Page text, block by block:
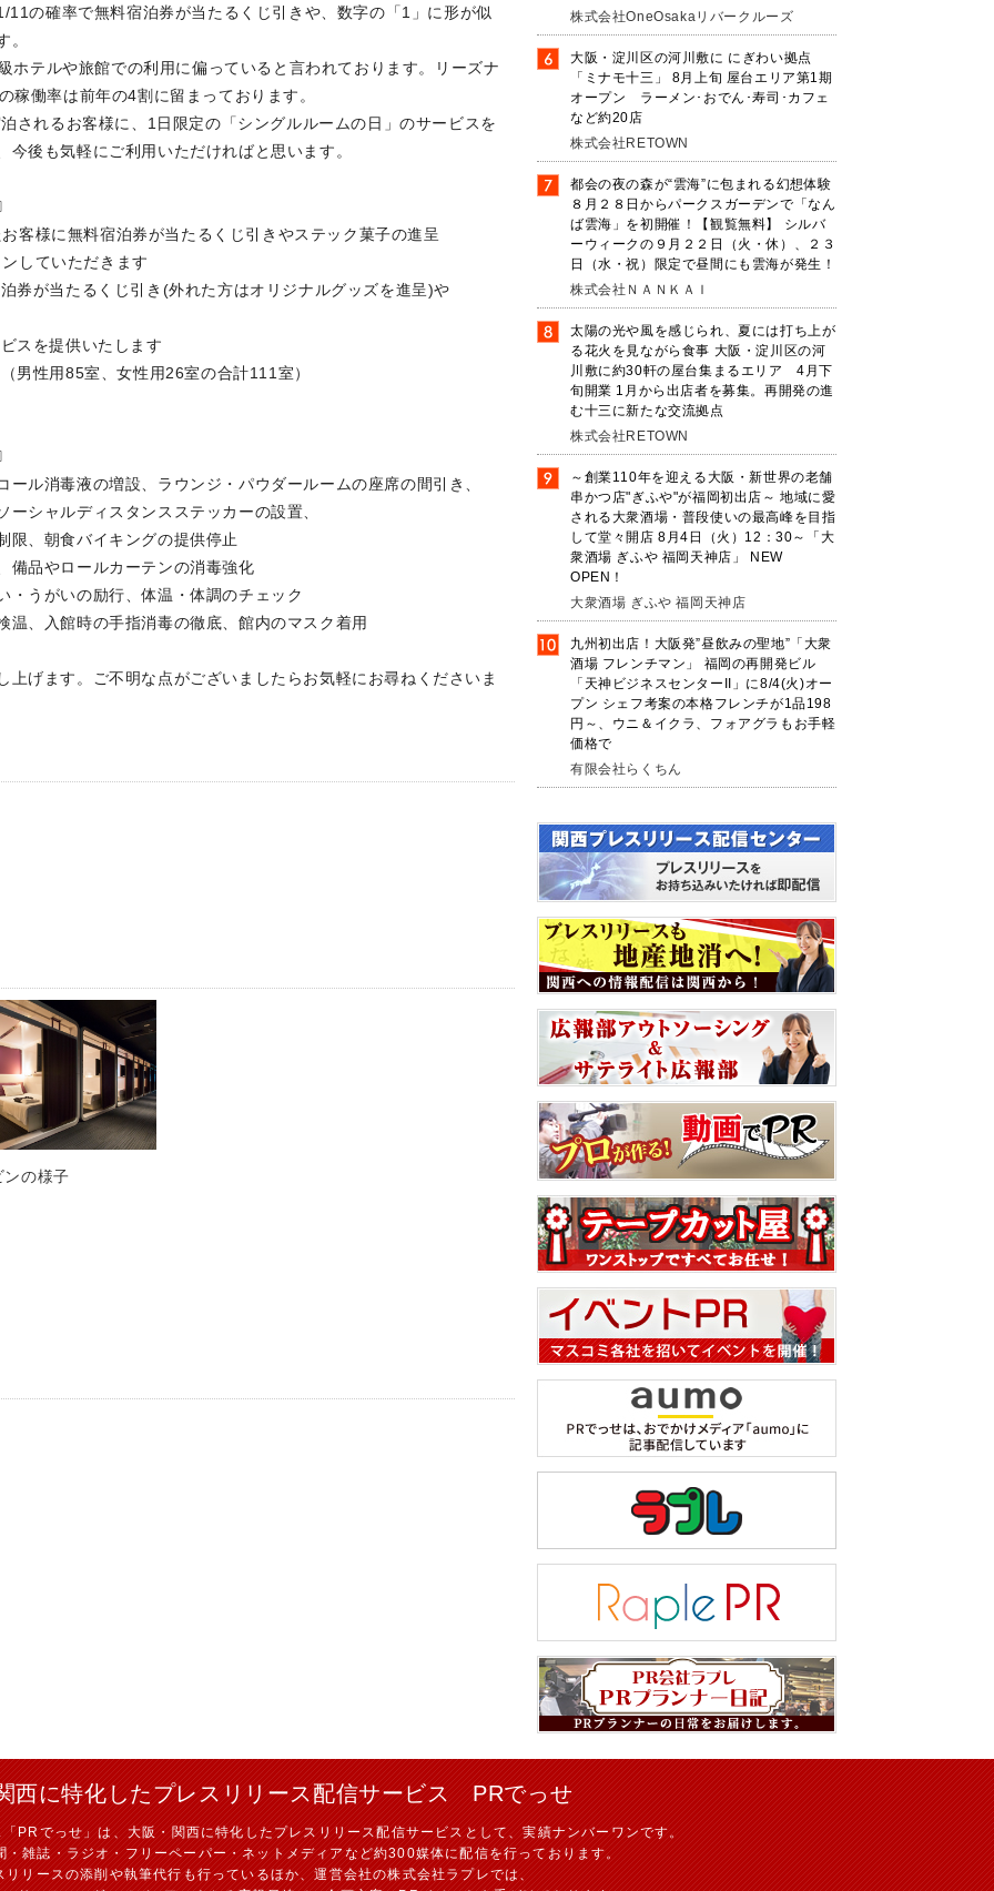
の確率で無料宿泊券が当たるくじ引きや、数字の「1」に形が似
。
ホテルや旅館での利用に偏っていると言われております。リーズナ
働率は前年の4割に留まっております。
されるお客様に、1日限定の「シングルルームの日」のサービスを
後も気軽にご利用いただければと思います。
様に無料宿泊券が当たるくじ引きやステック菓子の進呈
していただきます
るくじ引き(外れた方はオリジナルグッズを進呈)や
提供いたします
性用85室、女性用26室の合計111室）
消毒液の増設、ラウンジ・パウダールームの座席の間引き、
ディスタンスステッカーの設置、
食バイキングの提供停止
品やロールカーテンの消毒強化
うがいの励行、体温・体調のチェック
入館時の手指消毒の徹底、館内のマスク着用
げます。ご不明な点がございましたらお気軽にお尋ねくださいま
ンの様子
株式会社OneOsakaリバークルーズ
大阪・淀川区の河川敷に にぎわい拠点
「ミナモ十三」 8月上旬 屋台エリア第1期
オープン ラーメン･おでん･寿司･カフェ
など約20店
株式会社RETOWN
都会の夜の森が“雲海”に包まれる幻想体験
８月２８日からパークスガーデンで「なん
ば雲海」を初開催！【観覧無料】 シルバ
ーウィークの９月２２日（火・休）、２３
日（水・祝）限定で昼間にも雲海が発生！
株式会社ＮＡＮＫＡＩ
太陽の光や風を感じられ、夏には打ち上が
る花火を見ながら食事 大阪・淀川区の河
川敷に約30軒の屋台集まるエリア 4月下
旬開業 1月から出店者を募集。再開発の進
む十三に新たな交流拠点
株式会社RETOWN
～創業110年を迎える大阪・新世界の老舗
串かつ店"ぎふや"が福岡初出店～ 地域に愛
される大衆酒場・普段使いの最高峰を目指
して堂々開店 8月4日（火）12：30～「大
衆酒場 ぎふや 福岡天神店」 NEW
OPEN！
大衆酒場 ぎふや 福岡天神店
九州初出店！大阪発”昼飲みの聖地”「大衆
酒場 フレンチマン」 福岡の再開発ビル
「天神ビジネスセンターII」に8/4(火)オー
プン シェフ考案の本格フレンチが1品198
円～、ウニ＆イクラ、フォアグラもお手軽
価格で
有限会社らくちん
西に特化したプレスリリース配信サービス PRでっせ
PRでっせ」は、大阪・関西に特化したプレスリリース配信サービスとして、実績ナンバーワンです。
・雑誌・ラジオ・フリーペーパー・ネットメディアなど約300媒体に配信を行っております。
リリースの添削や執筆代行も行っているほか、運営会社の株式会社ラプレでは、